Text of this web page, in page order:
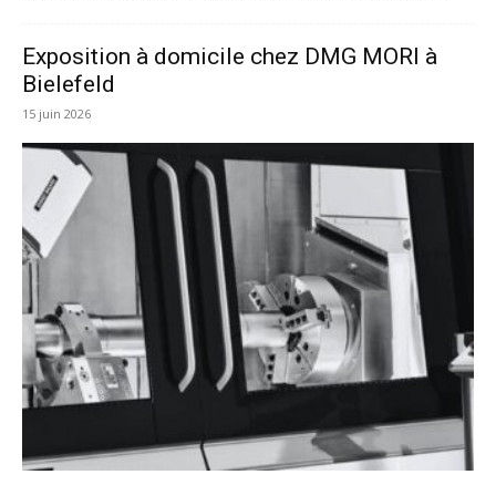
Exposition à domicile chez DMG MORI à
Bielefeld
15 juin 2026